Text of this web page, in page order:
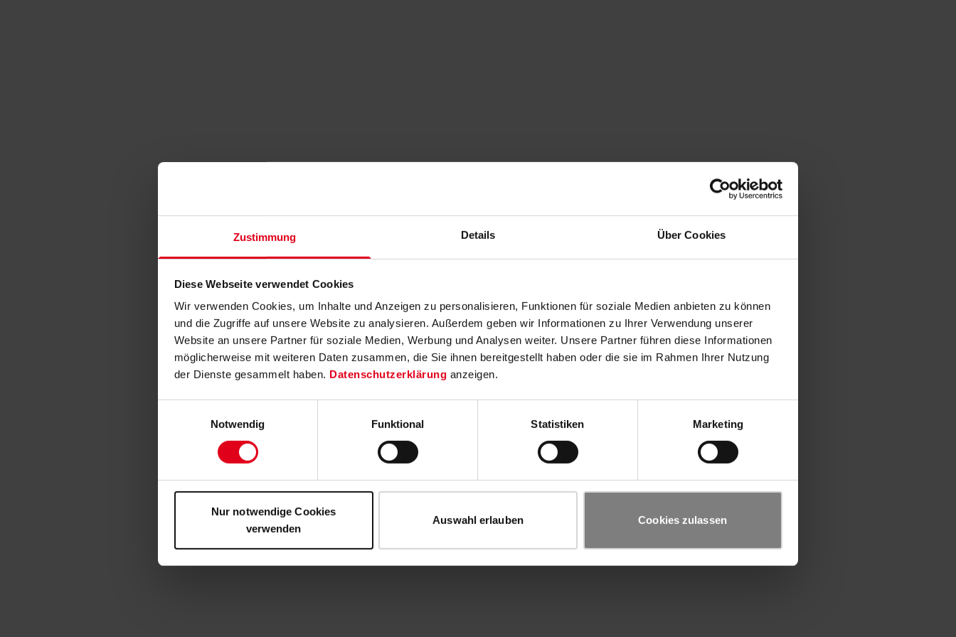
Zustimmung Details Über Cookies
Diese Webseite verwendet Cookies
Wir verwenden Cookies, um Inhalte und Anzeigen zu personalisieren, Funktionen für soziale Medien anbieten zu können
und die Zugriffe auf unsere Website zu analysieren. Außerdem geben wir Informationen zu Ihrer Verwendung unserer
Website an unsere Partner für soziale Medien, Werbung und Analysen weiter. Unsere Partner führen diese Informationen
möglicherweise mit weiteren Daten zusammen, die Sie ihnen bereitgestellt haben oder die sie im Rahmen Ihrer Nutzung
der Dienste gesammelt haben. Datenschutzerklärung anzeigen.
Notwendig
Funktional Statistiken Marketing
Nur notwendige Cookies
verwenden
Auswahl erlauben Cookies zulassen